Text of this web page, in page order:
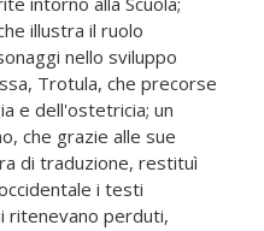
illustra il ruolo
nello sviluppo
Trotula, che precorse
e dell'ostetricia; un
che grazie alle sue
di traduzione, restituì
i testi
ritenevano perduti,